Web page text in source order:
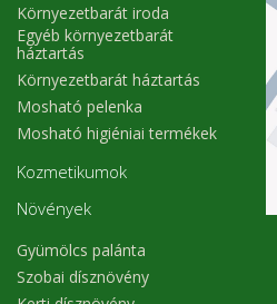
Környezetbarát iroda
Egyéb környezetbarát
háztartás
Környezetbarát háztartás
Mosható pelenka
Mosható higiéniai termékek
Kozmetikumok
Növények
Gyümölcs palánta
Szobai dísznövény